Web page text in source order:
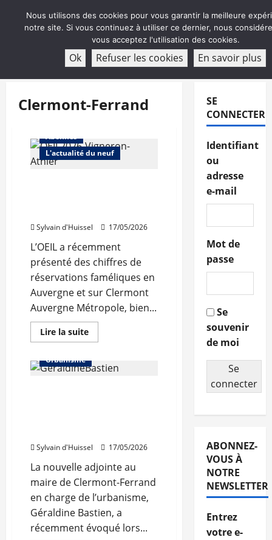
ABONNEMENT
Clermont-Ferrand
Abonnés
L'actualité du neuf
Sylvain d'Huissel 17/05/2026
L’OEIL a récemment
présenté des chiffres de
réservations faméliques en
Auvergne et sur Clermont
Auvergne Métropole, bien...
Lire la suiteEn
savoir
2025,
«année
Abonnés
L'actualité du neuf
Rénovation
Urbanisme
Sylvain d'Huissel 17/05/2026
La nouvelle adjointe au
maire de Clermont-Ferrand
en charge de l’urbanisme,
Géraldine Bastien, a
récemment évoqué lors...
Abonnés
SE
CONNECTER
Identifiant
ou
adresse
e-mail
Mot de
passe
Se
souvenir
de moi
Se
connecter
ABONNEZ-
VOUS À
NOTRE
NEWSLETTER
Entrez
votre e-
Nous utilisons des cookies pour vous garantir la meilleure
notre site. Si vous continuez à utiliser ce dernier, nous
vous acceptez l'utilisation des cookies.
Ok Refuser les cookies En savoir plus